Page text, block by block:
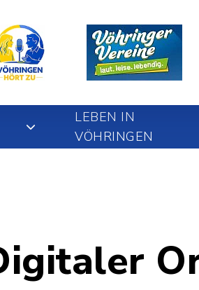
LEBEN IN
VÖHRINGEN